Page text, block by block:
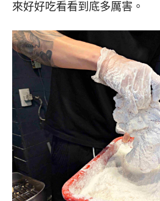
來好好吃看看到底多厲害。